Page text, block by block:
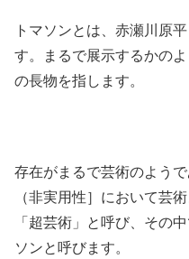
トマソンとは、赤瀬川原
す。まるで展示するかの
の長物を指します。
存在がまるで芸術のよう
（非実用性］において芸
「超芸術」と呼び、その
ソンと呼びます。